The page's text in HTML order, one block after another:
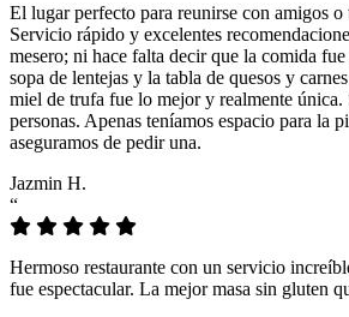
El lugar perfecto para reunirse con amigos o
Servicio rápido y excelentes
mesero; ni hace falta decir que la comida
sopa de lentejas y la tabla de quesos y
miel de trufa fue lo mejor y realmente única.
personas. Apenas teníamos espacio para la
aseguramos de pedir una.
Jazmin H.
“
Hermoso restaurante con un servicio
fue espectacular. La mejor masa sin gluten